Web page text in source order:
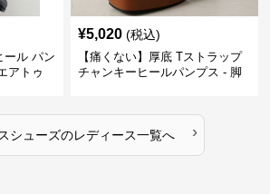
ール パン
アトゥ
¥5,020 (税込)
【痛くない】厚底 Tストラップ
チャンキーヒールパンプス - 脚
シューズのレディース一覧へ ›